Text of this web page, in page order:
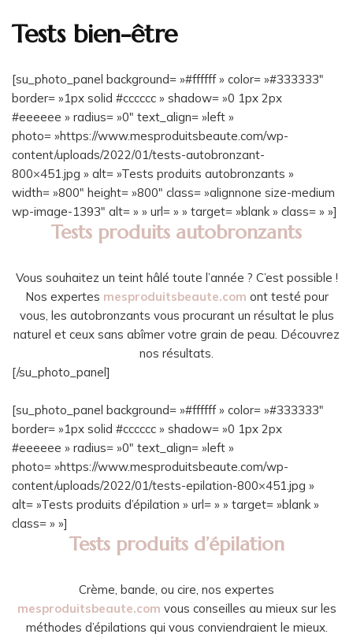
Tests bien-être
[su_photo_panel background= »#ffffff » color= »#333333″
border= »1px solid #cccccc » shadow= »0 1px 2px
#eeeeee » radius= »0″ text_align= »left »
photo= »https://www.mesproduitsbeaute.com/wp-
content/uploads/2022/01/tests-autobronzant-
800×451.jpg » alt= »Tests produits autobronzants »
width= »800″ height= »800″ class= »alignnone size-medium
wp-image-1393″ alt= » » url= » » target= »blank » class= » »]
Tests produits autobronzants
Vous souhaitez un teint hâlé toute l’année ? C’est possible !
Nos expertes mesproduitsbeaute.com ont testé pour
vous, les autobronzants vous procurant un résultat le plus
naturel et ceux sans abîmer votre grain de peau. Découvrez
nos résultats.
[/su_photo_panel]
[su_photo_panel background= »#ffffff » color= »#333333″
border= »1px solid #cccccc » shadow= »0 1px 2px
#eeeeee » radius= »0″ text_align= »left »
photo= »https://www.mesproduitsbeaute.com/wp-
content/uploads/2022/01/tests-epilation-800×451.jpg »
alt= »Tests produits d’épilation » url= » » target= »blank »
class= » »]
Tests produits d’épilation
Crème, bande, ou cire, nos expertes
mesproduitsbeaute.com vous conseilles au mieux sur les
méthodes d’épilations qui vous conviendraient le mieux.